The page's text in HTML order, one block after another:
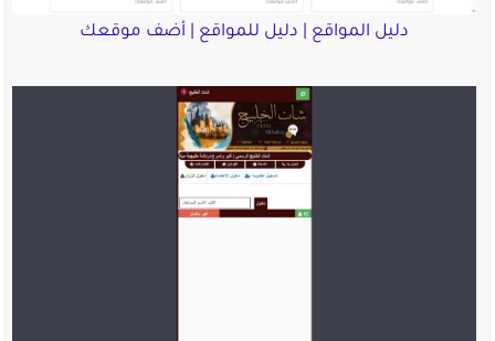
دليل المواقع | دليل للمواقع | أضف موقعك